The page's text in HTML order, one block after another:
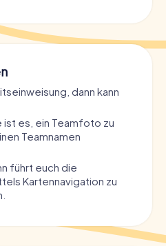
dann kann
es, ein Teamfoto zu
Teamnamen
führt euch die
Kartennavigation zu